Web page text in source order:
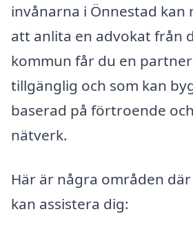
invånarna i Önnestad kan
att anlita en advokat från
kommun får du en
tillgänglig och som kan
baserad på förtroende
nätverk.
Här är några områden
kan assistera dig: